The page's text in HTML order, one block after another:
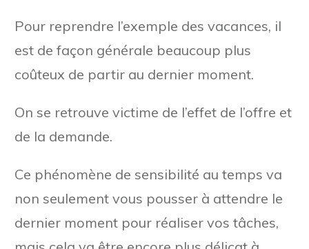
Pour reprendre l’exemple des vacances, il
est de façon générale beaucoup plus
coûteux de partir au dernier moment.
On se retrouve victime de l’effet de l’offre et
de la demande.
Ce phénomène de sensibilité au temps va
non seulement vous pousser à attendre le
dernier moment pour réaliser vos tâches,